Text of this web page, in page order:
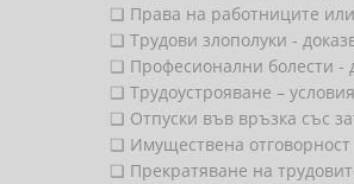
❏ Права на работниците
❏ Трудови злополуки -
❏ Професионални болести -
❏ Трудоустрояване –
❏ Отпуски във връзка със
❏ Имуществена отговорност
❏ Прекратяване на